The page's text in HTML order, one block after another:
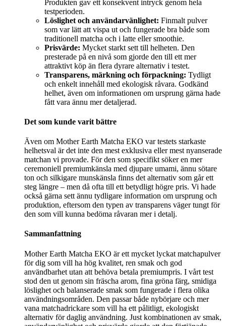
Produkten gav ett konsekvent intryck genom hela
testperioden.
Löslighet och användarvänlighet: Finmalt pulver
som var lätt att vispa ut och fungerade bra både som
traditionell matcha och i latte eller smoothie.
Prisvärde: Mycket starkt sett till helheten. Den
presterade på en nivå som gjorde den till ett mer
attraktivt köp än flera dyrare alternativ i testet.
Transparens, märkning och förpackning: Tydligt
och enkelt innehåll med ekologisk råvara. Godkänd
helhet, även om informationen om ursprung gärna hade
fått vara ännu mer detaljerad.
Det som kunde varit bättre
Även om Mother Earth Matcha EKO var testets starkaste
helhetsval är det inte den mest exklusiva eller mest nyanserade
matchan vi provade. För den som specifikt söker en mer
ceremoniell premiumkänsla med djupare umami, ännu sötare
ton och silkigare munskänsla finns det alternativ som går ett
steg längre – men då ofta till ett betydligt högre pris. Vi hade
också gärna sett ännu tydligare information om ursprung och
produktion, eftersom den typen av transparens väger tungt för
den som vill kunna bedöma råvaran mer i detalj.
Sammanfattning
Mother Earth Matcha EKO är ett mycket lyckat matchapulver
för dig som vill ha hög kvalitet, ren smak och god
användbarhet utan att behöva betala premiumpris. I vårt test
stod den ut genom sin fräscha arom, fina gröna färg, smidiga
löslighet och balanserade smak som fungerade i flera olika
användningsområden. Den passar både nybörjare och mer
vana matchadrickare som vill ha ett pålitligt, ekologiskt
alternativ för daglig användning. Just kombinationen av smak,